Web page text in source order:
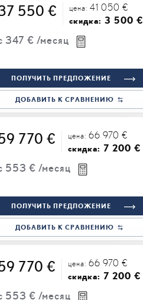
550 € цена: 41 050 €
скидка: 3 500 €
347 € /месяц
ПОЛУЧИТЬ ПРЕДЛОЖЕНИЕ
ДОБАВИТЬ К СРАВНЕНИЮ
770 € цена: 66 970 €
скидка: 7 200 €
553 € /месяц
ПОЛУЧИТЬ ПРЕДЛОЖЕНИЕ
ДОБАВИТЬ К СРАВНЕНИЮ
770 € цена: 66 970 €
скидка: 7 200 €
553 € /месяц